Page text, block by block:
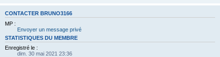
CONTACTER BRUNO3166
MP :
Envoyer un message privé
STATISTIQUES DU MEMBRE
Enregistré le :
dim. 30 mai 2021 23:36